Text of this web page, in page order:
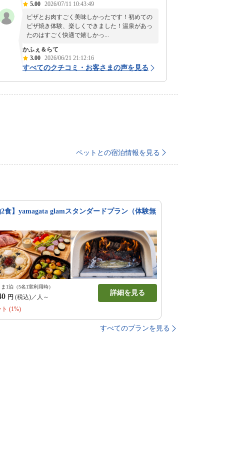
5.00 2026/07/11 10:43:49
ピザとお肉すごく美味しかったです！初めての
ピザ焼き体験、楽しくできました！温泉があっ
たのはすごく快適で嬉しかっ...
かふぇ＆らて
3.00 2026/06/21 21:12:16
すべてのクチコミ・お客さまの声を見る
ペットとの宿泊情報を見る
2食】yamagata glamスタンダードプラン（体験無
1泊（5名1室利用時）
円 (税込)／人～
詳細を見る
(1%)
すべてのプランを見る